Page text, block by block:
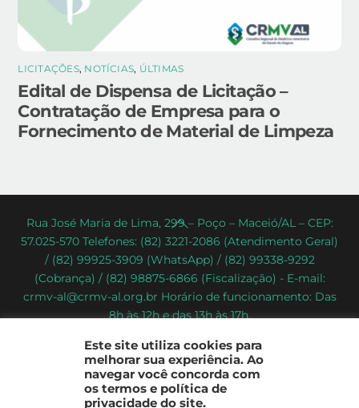
LICITAÇÕES, NOTÍCIAS, ÚLTIMAS
Edital de Dispensa de Licitação –
Contratação de Empresa para o
Fornecimento de Material de Limpeza
Back
To
Top
Rua José Maria de Lima, 299 – Poço – Maceió/AL – CEP:
57.025-570 Telefones: (82) 3221-2086 (Atendimento Geral)
/ (82) 99925-3909 (WhatsApp) / (82) 99338-9292
(Cobrança) / (82) 98875-6866 (Fiscalização) - E-mail:
crmv-al@crmv-al.org.br Horário de funcionamento: Das
8h às 12h e das 13h às 17h.
Estado de Alagoas
2022 - © Todos os direitos reservados
Este site utiliza cookies para
melhorar sua experiência. Ao
navegar você concorda com
os termos e política de
privacidade do site.